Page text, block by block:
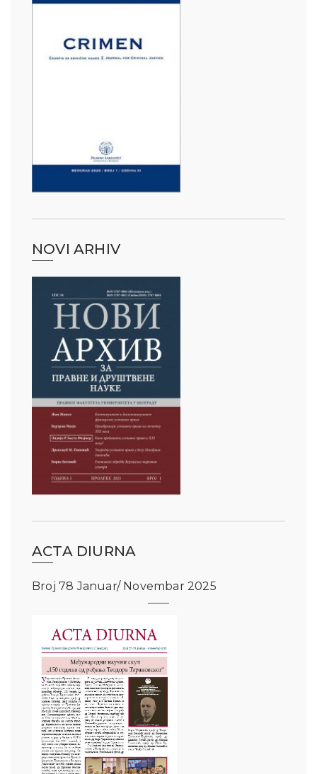
NOVI ARHIV
ACTA DIURNA
Broj 78 Januar/ Novembar 2025